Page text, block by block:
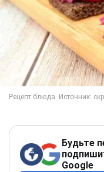
Будьте
Google